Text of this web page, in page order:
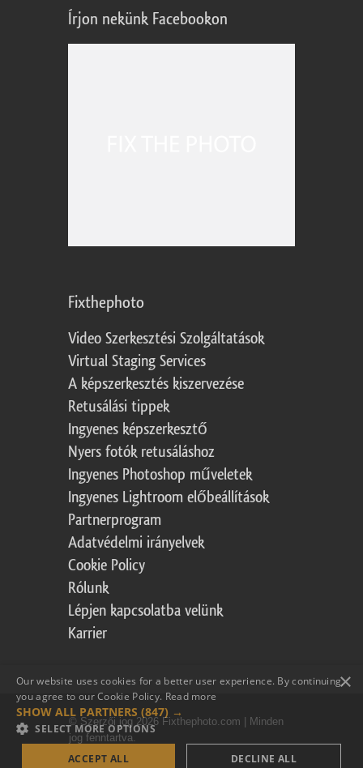
Írjon nekünk Facebookon
Fixthephoto
Video Szerkesztési Szolgáltatások
Virtual Staging Services
A képszerkesztés kiszervezése
Retusálási tippek
Ingyenes képszerkesztő
Nyers fotók retusáláshoz
Ingyenes Photoshop műveletek
Ingyenes Lightroom előbeállítások
Partnerprogram
Adatvédelmi irányelvek
Cookie Policy
Rólunk
Lépjen kapcsolatba velünk
Karrier
© Szerzői jog 2026 Fixthephoto.com | Minden
jog fenntartva.
×
Our website uses cookies for a better user experience. By continuing,
you agree to our Cookie Policy. Read more
SHOW ALL PARTNERS (847) →
SELECT MORE OPTIONS
ACCEPT ALL DECLINE ALL